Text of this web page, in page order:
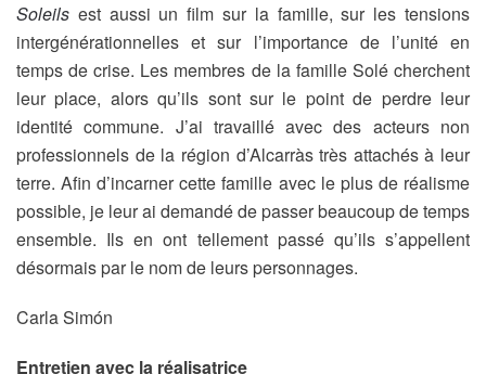
Soleils est aussi un film sur la famille, sur les tensions
intergénérationnelles et sur l’importance de l’unité en
temps de crise. Les membres de la famille Solé cherchent
leur place, alors qu’ils sont sur le point de perdre leur
identité commune. J’ai travaillé avec des acteurs non
professionnels de la région d’Alcarràs très attachés à leur
terre. Afin d’incarner cette famille avec le plus de réalisme
possible, je leur ai demandé de passer beaucoup de temps
ensemble. Ils en ont tellement passé qu’ils s’appellent
désormais par le nom de leurs personnages.
Carla Simón
Entretien avec la réalisatrice